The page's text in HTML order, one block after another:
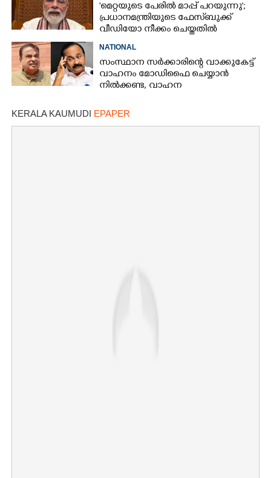
'മെറ്റയുടെ പേരിൽ മാപ്പ് പറയുന്നു';
പ്രധാനമന്ത്രിയുടെ ഫേസ്‌ബുക്ക്
വീഡിയോ നീക്കം ചെയ്തതിൽ
NATIONAL
സംസ്ഥാന സർക്കാരിന്റെ വാക്കുകേട്ട്
വാഹനം മോഡിഫൈ ചെയ്യാൻ
നിൽക്കണ്ട, വാഹന
വ്യക്തമാക്കി കേന്ദ്രം
KERALA KAUMUDI EPAPER